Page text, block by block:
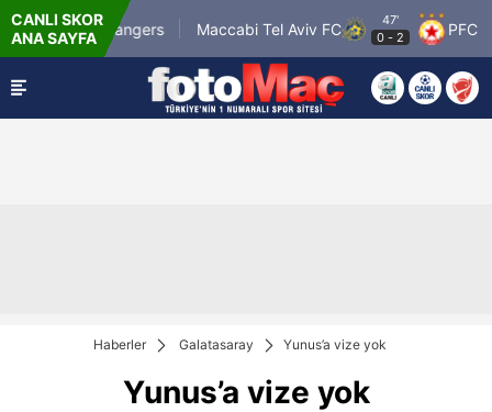
CANLI SKOR
ANA SAYFA
Glasgow Rangers Maccabi Tel Aviv FC
47'
0- 2 PFC
Haberler Galatasaray Yunus’a vize yok
Yunus’a vize yok